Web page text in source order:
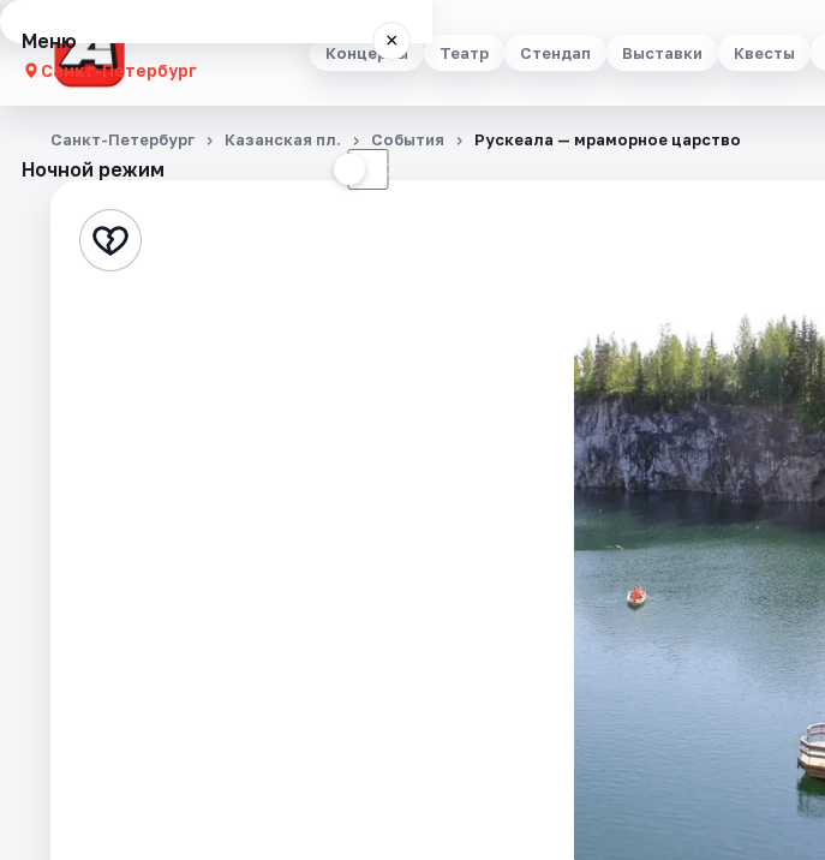
Концерты Театр Стендап Выставки Квесты
Меню ×
Санкт-Петербург
Концерты
Стендап
Ночной режим ☾
Санкт-Петербург Казанская пл. События Рускеала — мраморное царство